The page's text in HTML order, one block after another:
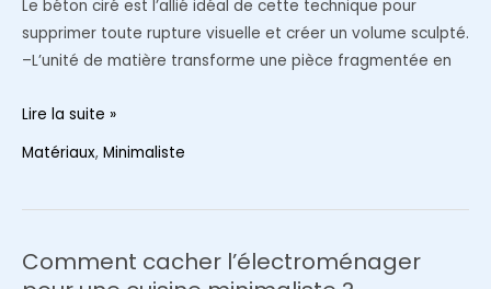
Le béton ciré est l’allié idéal de cette technique pour
supprimer toute rupture visuelle et créer un volume sculpté.
–L’unité de matière transforme une pièce fragmentée en
L’effet
béton
Lire la suite »
Matériaux, Minimaliste
Comment cacher l’électroménager